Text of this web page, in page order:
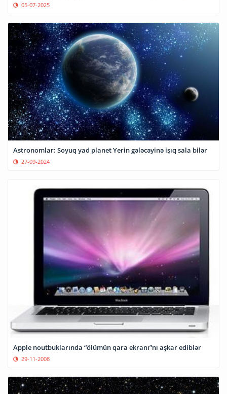
05-07-2025
Astronomlar: Soyuq yad planet Yerin gələcəyinə işıq sala bilər
27-09-2024
Apple noutbuklarında “ölümün qara ekranı”nı aşkar ediblər
29-11-2008